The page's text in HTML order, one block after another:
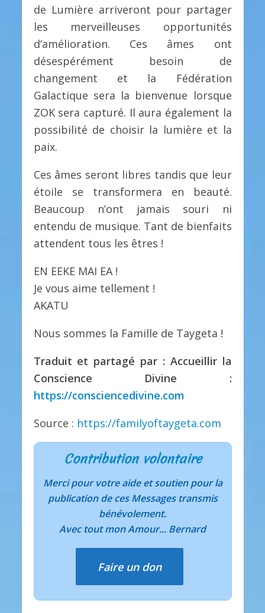
de Lumière arriveront pour partager
les merveilleuses opportunités
d’amélioration. Ces âmes ont
désespérément besoin de
changement et la Fédération
Galactique sera la bienvenue lorsque
ZOK sera capturé. Il aura également la
possibilité de choisir la lumière et la
paix.
Ces âmes seront libres tandis que leur
étoile se transformera en beauté.
Beaucoup n’ont jamais souri ni
entendu de musique. Tant de bienfaits
attendent tous les êtres !
EN EEKE MAI EA !
Je vous aime tellement !
AKATU
Nous sommes la Famille de Taygeta !
Traduit et partagé par : Accueillir la
Conscience Divine :
https://consciencedivine.com
Source : https://familyoftaygeta.com
Contribution volontaire
Merci pour votre aide et soutien pour la
publication de ces Messages transmis
bénévolement.
Avec tout mon Amour... Bernard
Faire un don